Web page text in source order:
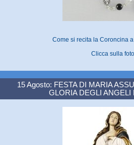
Come si recita la Coroncina
Clicca sulla foto
15 Agosto: FESTA DI MARIA
GLORIA DEGLI ANGELI